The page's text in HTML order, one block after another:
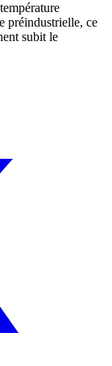
préindustrielle, ce
subit le